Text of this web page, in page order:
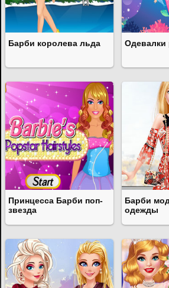
Барби королева льда Одевалки
Принцесса Барби поп-
звезда
Барби
одежды